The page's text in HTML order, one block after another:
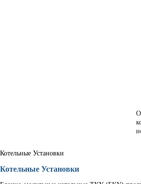
Котельные Установки
Котельные Установки